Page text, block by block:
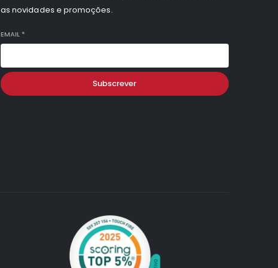
as novidades e promoções.
EMAIL *
Subscrever